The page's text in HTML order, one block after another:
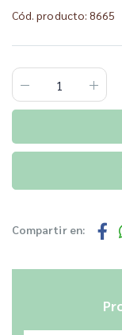
Cód. producto: 8665
Compartir en: